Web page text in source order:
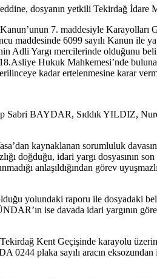
dosyanın yetkili Tekirdağ İdare
7. maddesiyle
maddesinde 6099 sayılı Kanun
Adli Yargı mercilerinde olduğunu
Hukuk Mahkemesi’nde
kadar ertelenmesine karar
Sabri BAYDAR, Sıddık YILDIZ,
kaynaklanan sorumluluk
doğduğu, idari yargı dosyasının
anlaşıldığından görev
yolundaki raporu ile dosyadaki
ise davada idari yargının
Kent Geçişinde karayolu
plaka sayılı aracın